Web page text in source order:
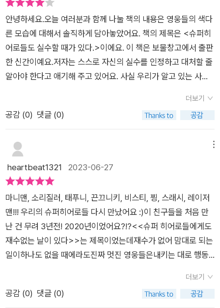
나 스스로에게 실망하여 숨어 버리고 싶은 마음이 들 수도 있습니
다. 중요한 건 그런 마음이 들 수도 있지만, 슈퍼히어로들은 그러
지 않을 것이라는 것이죠. 그들은 완벽하지 않을 수도 있다는 것
을 인정하고, 실수를 고백하며 그 실수로부터 무언가를 배울 수
있음을 알고 있으며, 끝까지 책임을 다합니다. 그들은 슈퍼히어로
들이니까요. 완벽할 것만 같은 슈퍼히어로들도 실수를 합니다.
받아들이게 되고, 스스로 실수를 인정하고 어떻게 하면 좋을지,
최선의 방법을 찾게 될 것입니다. 지구를 위협하는 악당들과 맞서
싸우고, 초인적인 능력으로 사람들을 도와주는 슈퍼히어로가 될
수는 없을지라도, 실수를 인정하고 최선의 방법을 찾으며 자신의
다. 꿈오리 한줄평 : 실수를 통해 배우고 성장하는 우리 모두는
이 재미있고 역동적인 그림체로 코믹하게 그려져 있어 보는 이
의 웃음을 유발합니다. 하지만 슈퍼히어로들은 실수를 감추고 변
명하려 하지 않고, 자신이 실수를 한 이유를 꼼꼼히 찾아내고 실
수에 대처하는 최선의 방법을 찾아내어 실천합니다. 아이들이 슈
퍼히어로들이 실수를 대하는 이러한 마음가짐과 태도를 배우
면 좋겠습니다. 사실 어른들 역시 배워야할 덕목이라는 생각이 들
어 아이와 함께 보면 좋을 그림책이라고 생각합니다. 슈퍼히어로
로 인정하고 원인을 분석해서 적극적으로 대처하는 법을 자연스
레 터득할 수 있는 그림책 <슈퍼히어로들도 실수할 때가 있다>
를 추천드립니다. 위 리뷰는 컬처블룸을 통해 도서를 제공 받
아 읽고, 솔직하게 작성하였습니다. #슈퍼히어로들도실수할때가
있다, #보물창고, #셸리베커, #에다카반, #그림책, #컬쳐블룸, #
컬쳐블룸리뷰단
안녕하세요.​오늘 여러분과 함께 나눌 책의 내용은 영웅들의 색다
른 모습에 대해서 솔직하게 담아놓았어요. 책의 제목은 <슈퍼히
어로들도 실수할 때가 있다.>이에요. 이 책은 보물창고에서 출판
한 신간이예요.저자는 스스로 자신의 실수를 인정하고 대처할 줄
알아야 한다고 애기해 주고 있어요. 사실 우리가 알고 있는 사실
구나 할 수 있는 거잖아요. 여기에서 중요한 것은 자신의 실수를
성장의 발판으로 삼느냐 그렇지 못하느냐 인 것 같아요. 실제로
거나 실수한 후 일어나지 못한 체 그 자리에 그대로 주저앉아 있
에 대해서 함께 나누어 볼깨요?​책을 보니까 다양한 영웅들이 등
보여주더라고요. 때론 그들도 너무 어처구니 없는 실수를 저지르
더라고요. 그런데 그들도 우리와 같이 실수하지만 다르게 반응하
더라고요. 이게 너무 중요한 내용인 것 같아요. 그들은 자신의 실
수에 대해서 필요이상으로 낙심하고 좌절하지 않아요. 오히려 그
들은 그런 상황 속에서 최선의 방법을 선택하더라고요. 이게 너무
중요한 것 같아요. ​​우리가 책을 통해서 확인할 수 있듯이 아무리
뛰어난 존재도 완벽하지 않아요. 이 세상에 완벽한 존재는 존재하
더보기
공감 (0) 댓글 (0)
heartbeat1321 2023-06-27
마니맨, 소리질러, 태푸니, 끈끄니키, 비스티, 찡, 스래시, 레이저
맨!!! 우리의 슈퍼히어로들 다시 만났어요 :)​이 친구들을 처음 만
난 건 무려 3년전! 2020년이었어요?!?​<<슈퍼 히어로들에게도
재수없는 날이 있다>>는 제목이었는데재수가 없어 맘대로 되는
일이하나도 없을 때에라도진짜 멋진 영웅들은내키는 대로 행동
근두근 메세지가 담긴 책이었어요?!?​이번 이야기는누구라도 실
수할 수 있다! 에서출발해요~ ​우리의 <<슈퍼히어로들도실수할
더보기
공감 (0) 댓글 (0)